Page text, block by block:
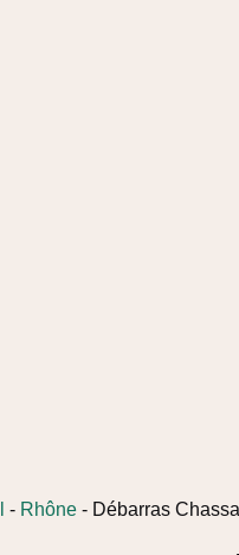
- Rhône - Débarras